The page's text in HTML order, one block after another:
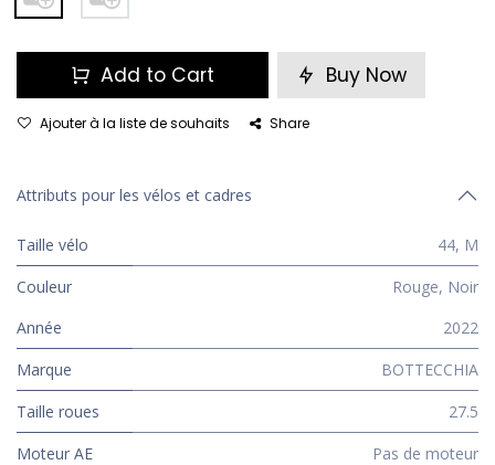
Add to Cart Buy Now
Ajouter à la liste de souhaits Share
Attributs pour les vélos et cadres
Taille vélo 44, M
Couleur
Rouge, Noir
Année
2022
Marque
BOTTECCHIA
Taille roues
27.5
Moteur AE
Pas de moteur